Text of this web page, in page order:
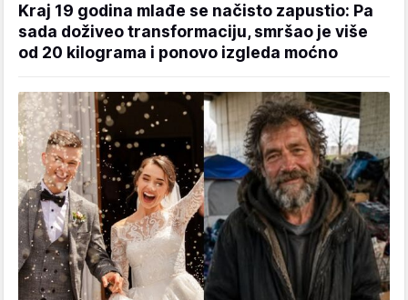
Kraj 19 godina mlađe se načisto zapustio: Pa
sada doživeo transformaciju, smršao je više
od 20 kilograma i ponovo izgleda moćno